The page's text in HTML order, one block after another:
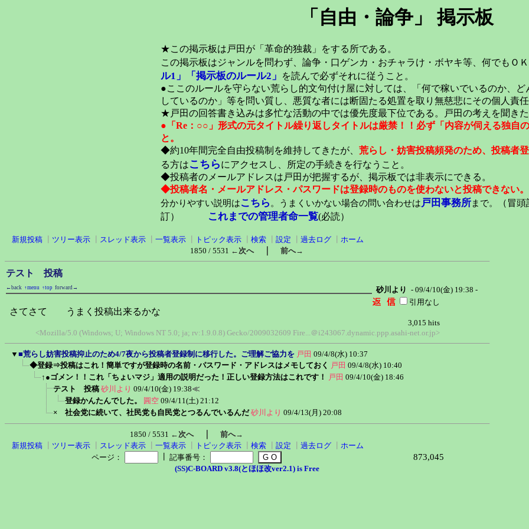
「自由・論争」 掲示板
★この掲示板は戸田が「革命的独裁」をする所である。
この掲示板はジャンルを問わず、論争・口ゲンカ・おチャラけ・ボヤキ等、何でもＯ
ル1」 「掲示板のルール2」
を読んで必ずそれに従うこと。
●ここのルールを守らない荒らし的文句付け屋に対しては、「何で稼いでいるのか、
しているのか」等を問い質し、悪質な者には断固たる処置を取り無慈悲にその個人責
★戸田の回答書き込みは多忙な活動の中では優先度最下位である。戸田の考えを聞き
●「Re：○○」形式の元タイトル繰り返しタイトルは厳禁！！必ず「内容が伺える独自
と。
◆約10年間完全自由投稿制を維持してきたが、 荒らし・妨害投稿頻発のため、投稿者
る方はこちらにアクセスし、所定の手続きを行なうこと。
◆投稿者のメールアドレスは戸田が把握するが、掲示板では非表示にできる。
◆投稿者名・メールアドレス・パスワードは登録時のものを使わないと投稿できない。
分かりやすい説明はこちら。うまくいかない場合の問い合わせは戸田事務所まで。
（冒
訂）
これまでの管理者命一覧(必読）
新規投稿 ツリー表示 スレッド表示 一覧表示 トピック表示 検索 設定 過去ログ
ホーム
1850 / 5531 ←次へ｜ 前へ→
テスト 投稿
←back ↑menu ↑top forward→ 砂川より - 09/4/10(金) 19:38 -
さてさて うまく投稿出来るかな
引用なし
3,015 hits
<Mozilla/5.0 (Windows; U; Windows NT 5.0; ja; rv:1.9.0.8) Gecko/2009032609 Fire...＠i243067.dynamic.ppp.asahi-net.or.jp>
▼ ■荒らし妨害投稿抑止のため4/7夜から投稿者登録制に移行した。ご理解ご協力を 戸田 09/4/8(水) 10:37
◆登録⇒投稿はこれ！簡単ですが登録時の名前・パスワード・アドレスはメモしておく 戸田 09/4/8(水) 10:40
↑●ゴメン！！これ「ちょいマジ」適用の説明だった！正しい登録方法はこれです！
戸田 09/4/10(金) 18:46
テスト 投稿 砂川より 09/4/10(金) 19:38≪
登録かんたんでした。
圓空 09/4/11(土) 21:12
× 社会党に続いて、社民党も自民党とつるんでいるんだ 砂川より 09/4/13(月) 20:08
1850 / 5531 ←次へ｜ 前へ→
新規投稿
ツリー表示 スレッド表示 一覧表示 トピック表示 検索 設定 過去ログ
ホーム
ページ：
記事番号： 873,045
(SS)C-BOARD v3.8(とほほ改ver2.1) is Free